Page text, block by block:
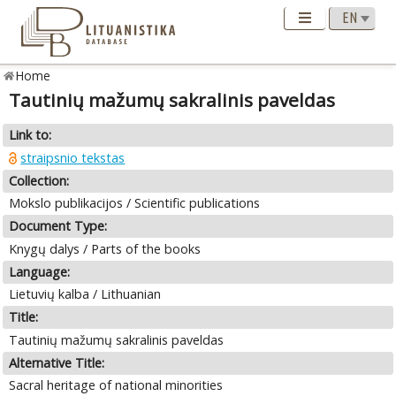
Home
Tautinių mažumų sakralinis paveldas
Link to:
straipsnio tekstas
Collection:
Mokslo publikacijos / Scientific publications
Document Type:
Knygų dalys / Parts of the books
Language:
Lietuvių kalba / Lithuanian
Title:
Tautinių mažumų sakralinis paveldas
Alternative Title:
Sacral heritage of national minorities